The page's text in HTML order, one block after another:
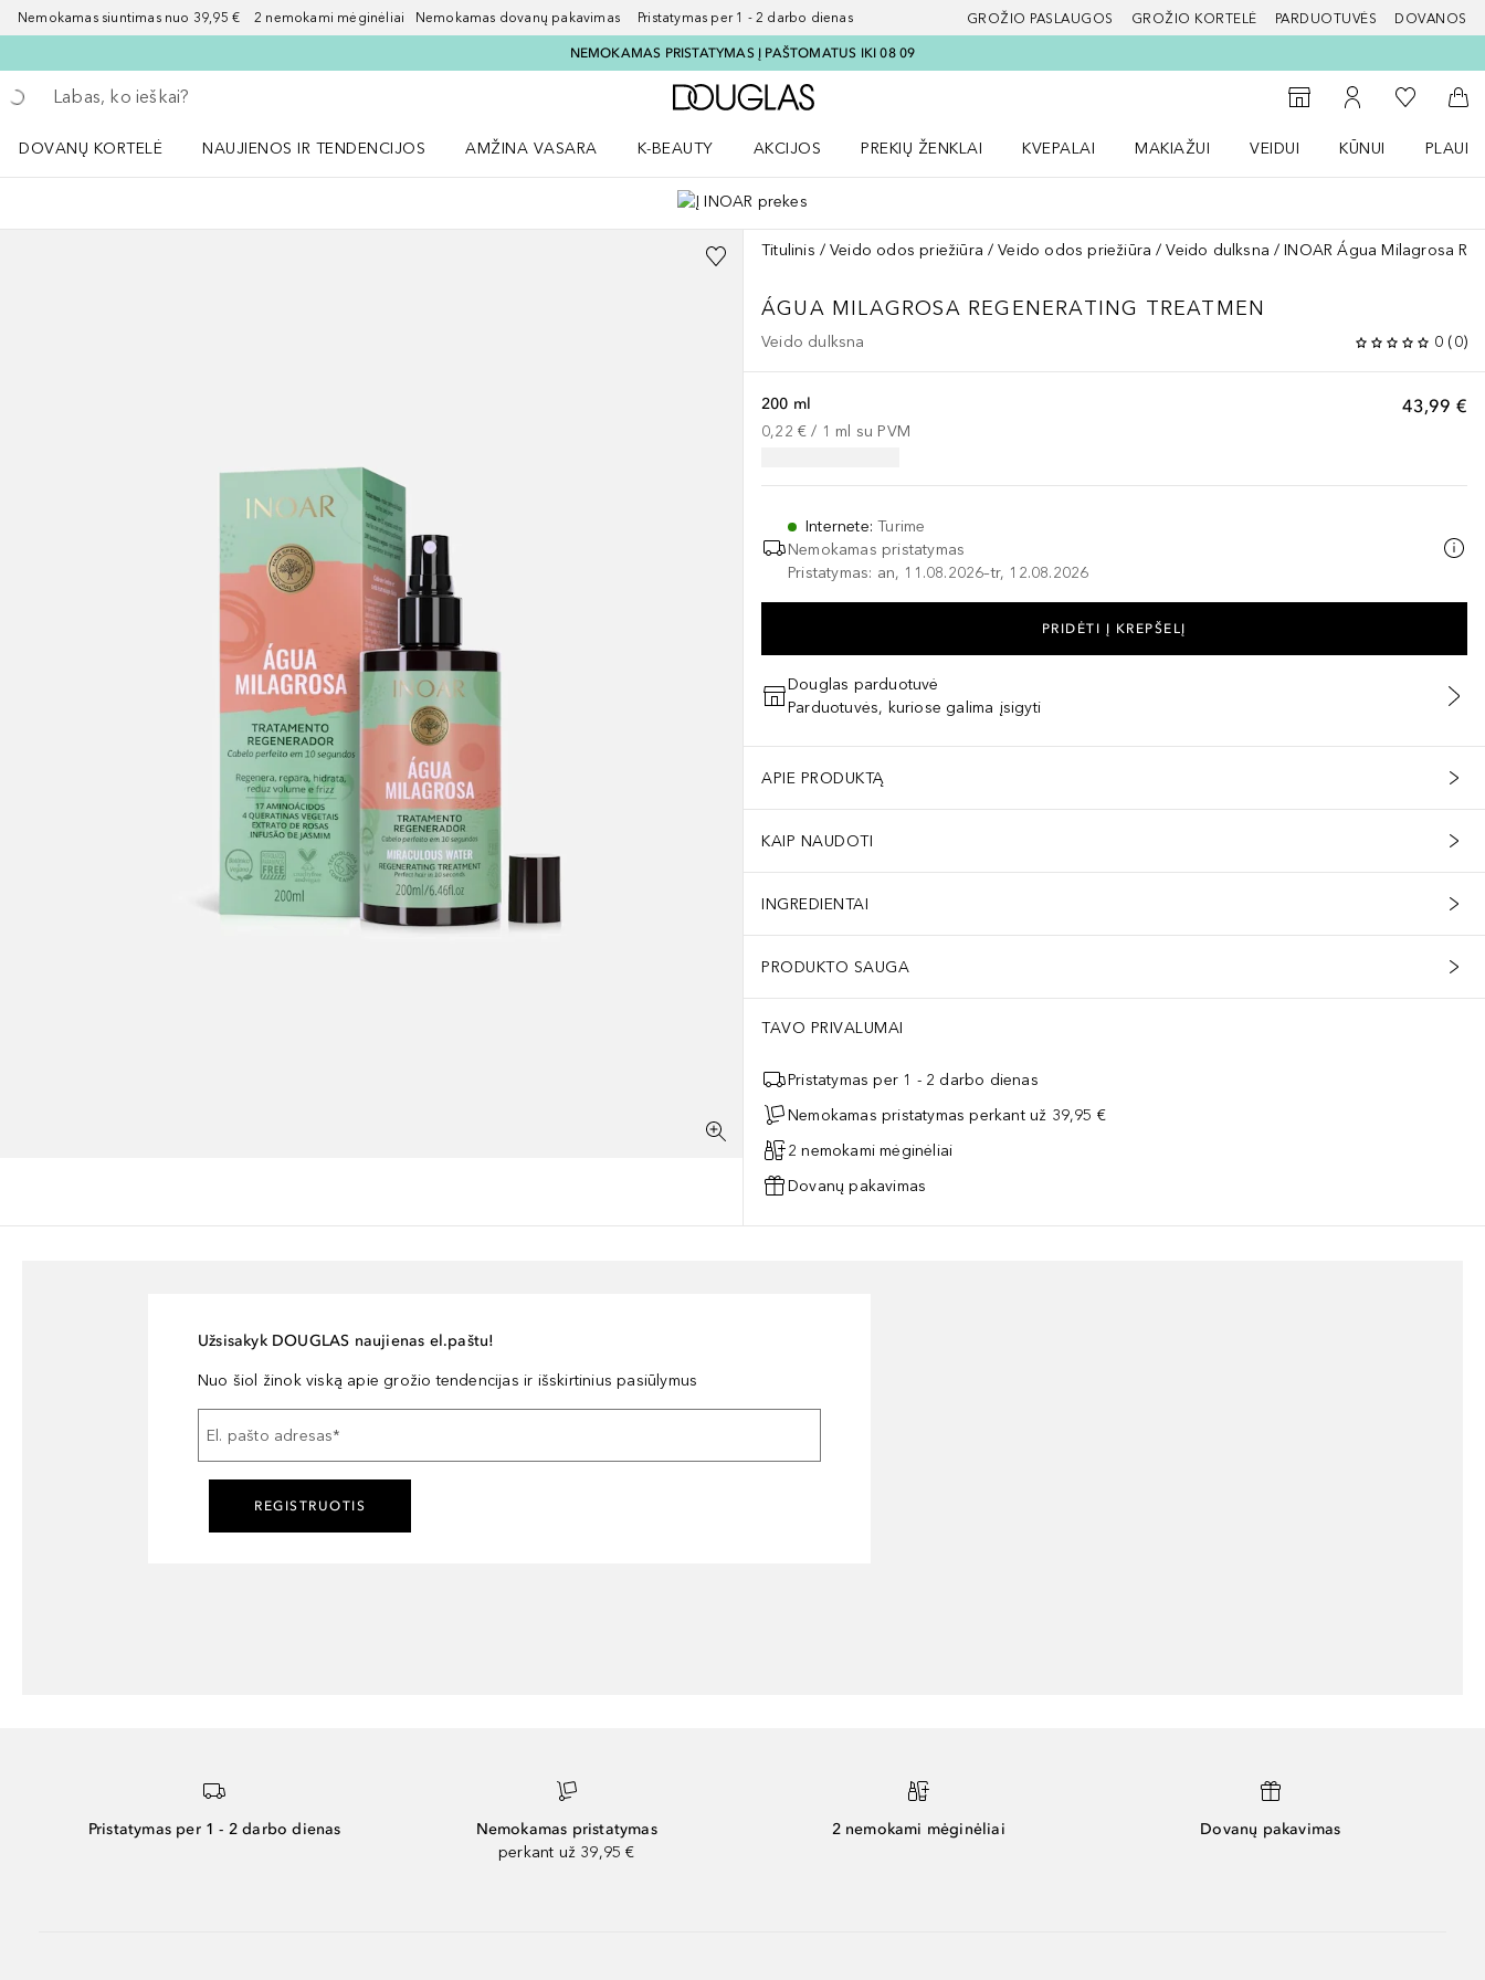
Nemokamas siuntimas nuo 39,95 € 2 nemokami mėginėliai Nemokamas dovanų pakavimas Pristatymas per 1 - 2 darbo dienas GROŽIO PASLAUGOS GROŽIO KORTELĖ PARDUOTUVĖS DOVANOS
NEMOKAMAS PRISTATYMAS Į PAŠTOMATUS IKI 08 09
Grįžk atgal
Vykdykite paiešką
Į Douglas pagrindinį puslapį
Į parduotuvių paiešką
Į mano paskyrą
Į mano
Į
DOVANŲ KORTELĖ
NAUJIENOS IR TENDENCIJOS
AMŽINA VASARA
K-BEAUTY
AKCIJOS
PREKIŲ ŽENKLAI
KVEPALAI
MAKIAŽUI
VEIDUI
KŪNUI
Titulinis Veido odos priežiūra Veido odos priežiūra Veido dulksna INOAR Água Milagrosa
ÁGUA MILAGROSA REGENERATING TREATMEN
Veido dulksna 0 (0)
43,99 €
200 ml
0,22 € / 1 ml su PVM
Internete:Turime
Nemokamas pristatymas
Pristatymas: an, 11.08.2026–tr, 12.08.2026
PRIDĖTI Į KREPŠELĮ
Douglas parduotuvė
Parduotuvės, kuriose galima įsigyti
APIE PRODUKTĄ
KAIP NAUDOTI
INGREDIENTAI
PRODUKTO SAUGA
TAVO PRIVALUMAI
Pristatymas per 1 - 2 darbo dienas
Nemokamas pristatymas perkant už 39,95 €
2 nemokami mėginėliai
Dovanų pakavimas
Užsisakyk DOUGLAS naujienas el.paštu!
Nuo šiol žinok viską apie grožio tendencijas ir išskirtinius pasiūlymus
El. pašto adresas*
REGISTRUOTIS
Pristatymas per 1 - 2 darbo dienas
Nemokamas pristatymas
perkant už 39,95 €
2 nemokami mėginėliai Dovanų pakavimas